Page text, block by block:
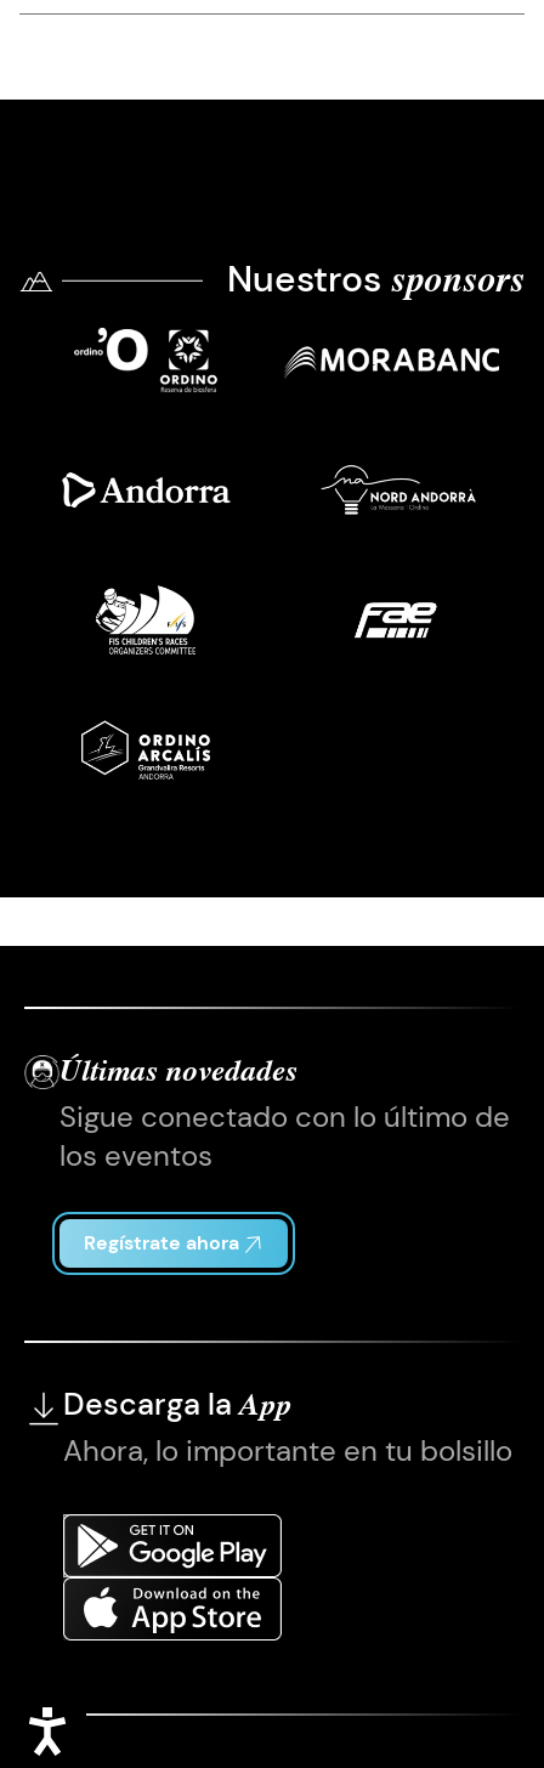
Accesibilidad
Nuestros sponsors
Últimas novedades
Sigue conectado con lo último de
los eventos
Regístrate ahora
Descarga laApp
Ahora, lo importante en tu bolsillo